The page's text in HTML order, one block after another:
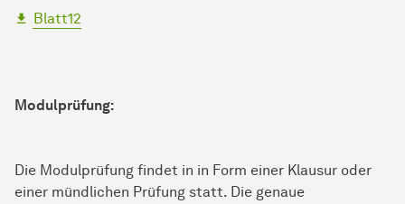
Blatt12
Modulprüfung:
Die Modulprüfung findet in in Form einer Klausur oder
einer mündlichen Prüfung statt. Die genaue